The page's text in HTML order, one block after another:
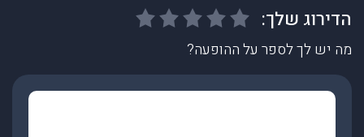
מה יש לך לספר על ההופעה?